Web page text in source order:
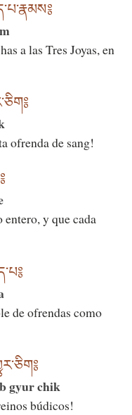
a las Tres Joyas, en
ofrenda de sang!
entero, y que cada
de ofrendas como
gyur chik
búdicos!